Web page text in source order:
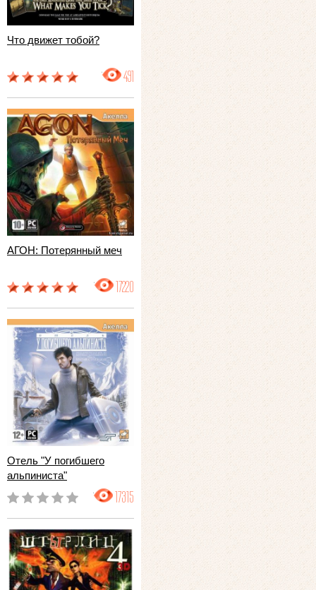
Что движет тобой?
491
АГОН: Потерянный меч
17220
Отель "У погибшего
альпиниста"
17315